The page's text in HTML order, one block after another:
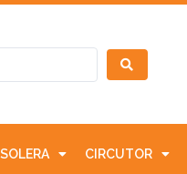
SOLERA CIRCUTOR